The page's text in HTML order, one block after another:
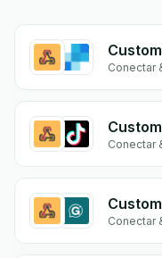
Conectar
Conectar
Conectar